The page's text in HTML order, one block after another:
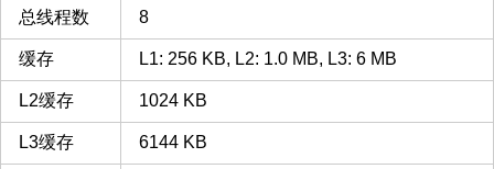
总线程数 8
缓存 L1: 256 KB, L2: 1.0 MB, L3: 6 MB
L2缓存 1024 KB
L3缓存 6144 KB